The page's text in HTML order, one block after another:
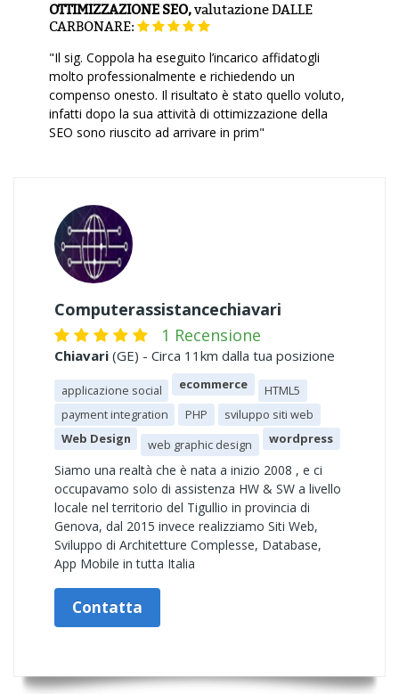
OTTIMIZZAZIONE SEO,valutazioneDALLE
CARBONARE:
"Il sig. Coppola ha eseguito l’incarico affidatogli
molto professionalmente e richiedendo un
compenso onesto. Il risultato è stato quello voluto,
infatti dopo la sua attività di ottimizzazione della
SEO sono riuscito ad arrivare in prim"
Computerassistancechiavari
1 Recensione
Chiavari (GE) - Circa 11km dalla tua posizione
applicazione social ecommerce
HTML5
payment integration
PHP
sviluppo siti web
Web Design
web graphic design wordpress
Siamo una realtà che è nata a inizio 2008 , e ci
occupavamo solo di assistenza HW & SW a livello
locale nel territorio del Tigullio in provincia di
Genova, dal 2015 invece realizziamo Siti Web,
Sviluppo di Architetture Complesse, Database,
App Mobile in tutta Italia
Contatta